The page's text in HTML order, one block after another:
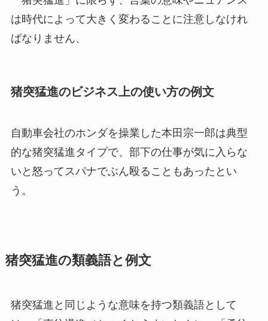
は時代によって大きく変わることに注意しなけれ
ばなりません、
猪突猛進のビジネス上の使い方の例文
自動車会社のホンダを操業した本田宗一郎は典型
的な猪突猛進タイプで、部下の仕事が気に入らな
いと怒ってスパナでぶん殴ることもあったとい
う。
猪突猛進の類義語と例文
猪突猛進と同じような意味を持つ類義語として